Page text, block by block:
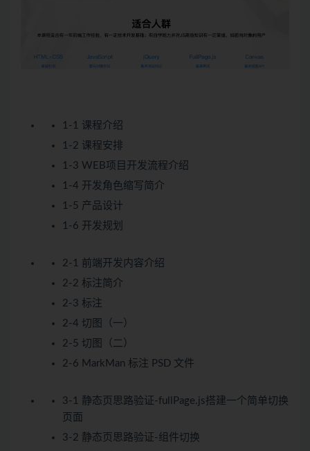
1-1 课程介绍
1-2 课程安排
1-3 WEB项目开发流程介绍
1-4 开发角色缩写简介
1-5 产品设计
1-6 开发规划
2-1 前端开发内容介绍
2-2 标注简介
2-3 标注
2-4 切图（一）
2-5 切图（二）
2-6 MarkMan 标注 PSD 文件
3-1 静态页思路验证-fullPage.js搭建一个简单切换
页面
3-2 静态页思路验证-组件切换